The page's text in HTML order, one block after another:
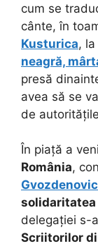
cum se
cânte, în
Kusturica,
neagră,
presă
avea să se
de
În piață a
România,
solidaritatea
delegației s-
Scriitorilor